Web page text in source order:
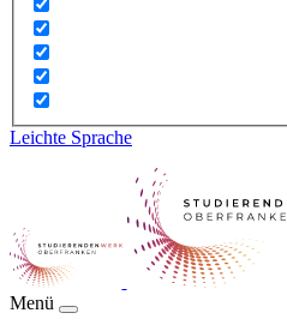
Leichte Sprache
Menü